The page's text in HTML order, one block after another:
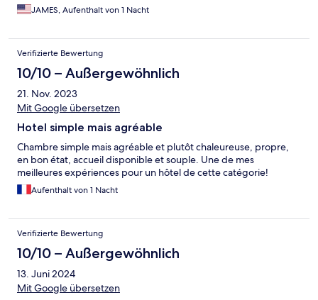
JAMES, Aufenthalt von 1 Nacht
Verifizierte Bewertung
10/10 – Außergewöhnlich
21. Nov. 2023
Mit Google übersetzen
Hotel simple mais agréable
Chambre simple mais agréable et plutôt chaleureuse, propre,
en bon état, accueil disponible et souple. Une de mes
meilleures expériences pour un hôtel de cette catégorie!
Aufenthalt von 1 Nacht
Verifizierte Bewertung
10/10 – Außergewöhnlich
13. Juni 2024
Mit Google übersetzen